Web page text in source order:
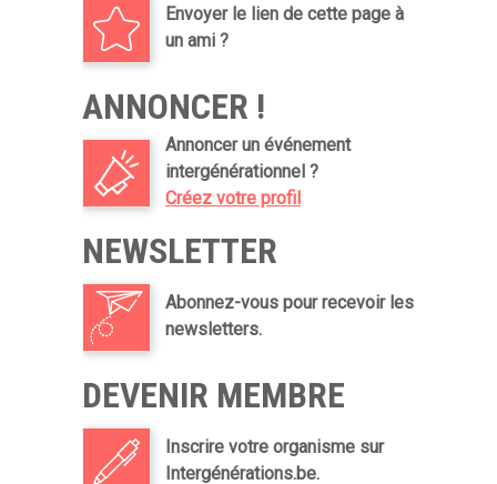
Envoyer le lien de cette page à
un ami ?
ANNONCER !
Annoncer un événement
intergénérationnel ?
Créez votre profil
NEWSLETTER
Abonnez-vous pour recevoir les
newsletters.
DEVENIR MEMBRE
Inscrire votre organisme sur
Intergénérations.be.